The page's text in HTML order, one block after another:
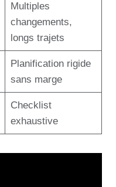
Multiples
changements,
longs trajets
Planification rigide
sans marge
Checklist
exhaustive